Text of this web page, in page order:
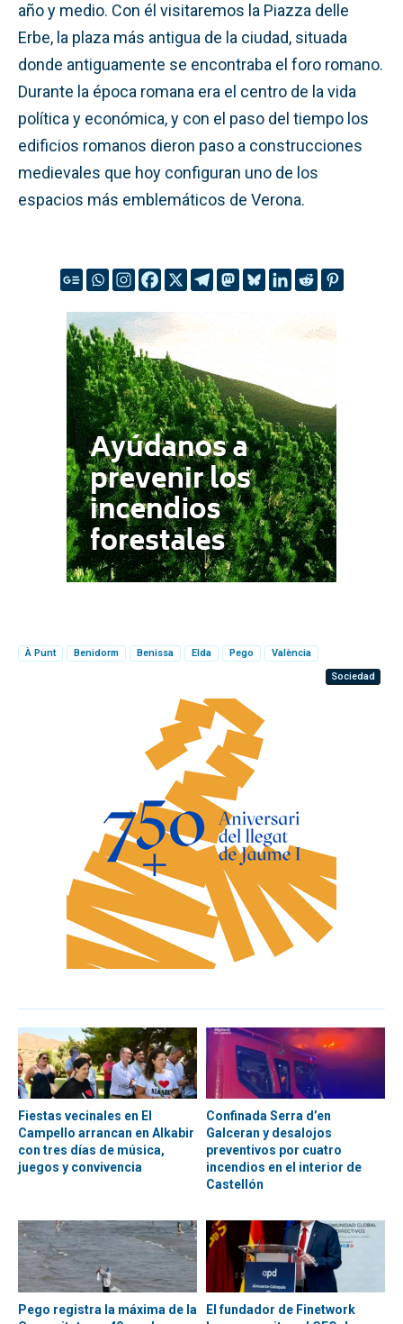
año y medio. Con él visitaremos la Piazza delle
Erbe, la plaza más antigua de la ciudad, situada
donde antiguamente se encontraba el foro romano.
Durante la época romana era el centro de la vida
política y económica, y con el paso del tiempo los
edificios romanos dieron paso a construcciones
medievales que hoy configuran uno de los
espacios más emblemáticos de Verona.
À Punt Benidorm Benissa Elda Pego
València
Sociedad
Fiestas vecinales en El
Campello arrancan en Alkabir
con tres días de música,
juegos y convivencia
Confinada Serra d’en
Galceran y desalojos
preventivos por cuatro
incendios en el interior de
Castellón
Pego registra la máxima de la
El fundador de Finetwork